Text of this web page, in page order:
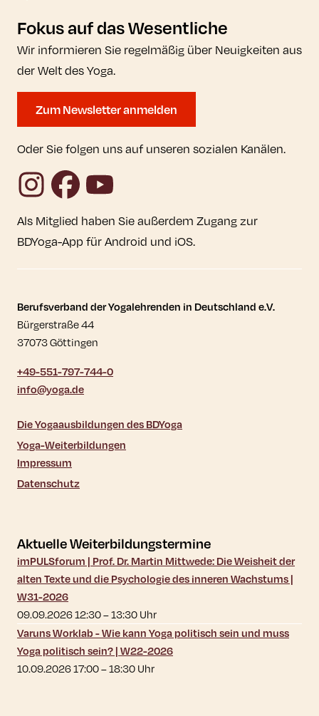
Fokus auf das Wesentliche
Wir informieren Sie regelmäßig über Neuigkeiten aus
der Welt des Yoga.
Zum Newsletter anmelden
Oder Sie folgen uns auf unseren sozialen Kanälen.
InstagramFacebookYouTube
Als Mitglied haben Sie außerdem Zugang zur
BDYoga-App für Android und iOS.
Kontaktdaten und weitere Links
Berufsverband der Yogalehrenden in Deutschland e.V.
Bürgerstraße 44
37073 Göttingen
+49-551-797-744-0
info@yoga.de
Die Yogaausbildungen des BDYoga
Yoga-Weiterbildungen
Impressum
Datenschutz
Aktuelle Weiterbildungstermine
imPULSforum | Prof. Dr. Martin Mittwede: Die Weisheit der
alten Texte und die Psychologie des inneren Wachstums |
W31-2026
09.09.2026 12:30–13:30Uhr
Varuns Worklab - Wie kann Yoga politisch sein und muss
Yoga politisch sein? | W22-2026
10.09.2026 17:00–18:30Uhr